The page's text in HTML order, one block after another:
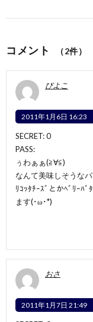
コメント （2件）
ぴよこ
2011年1月6日 16:23
SECRET: 0
PASS:
ぅわぁぁ(≧∀≦)
なんて美味しそうなパ
ﾘｺｯﾀﾁｰｽﾞとかﾍﾞﾘｰﾊ
ます(･ω･*)
おさ
2011年1月7日 21:49